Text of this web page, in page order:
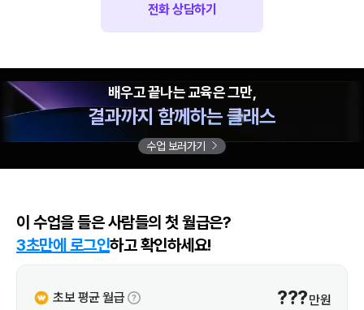
전화 상담하기
배우고 끝나는 교육은 그만,
결과까지 함께하는 클래스
수업 보러가기
이 수업을 들은 사람들의 첫 월급은?
3초만에 로그인하고 확인하세요!
초보 평균 월급 ???만원